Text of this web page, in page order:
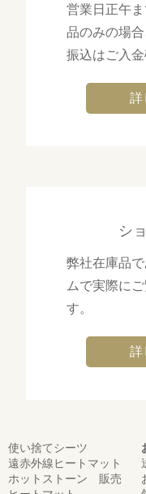
営業日正午
品のみの場
振込はご入金
詳
シ
弊社在庫品
ムで実際に
す。
詳
使い捨てシーツ
遠赤外線ヒートマット
ホットストーン 販売